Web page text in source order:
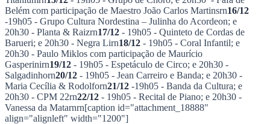
Times - Ir direto
Belém com participação de Maestro João Carlos Martinsrn16/12
-19h05 - Grupo Cultura Nordestina – Julinha do Acordeon; e
20h30 - Planta & Raizrn17/12 - 19h05 - Quinteto de Cordas de
Barueri; e 20h30 - Negra Lirn18/12 - 19h05 - Coral Infantil; e
20h30 - Paulo Miklos com participação de Maurício
Gasperinirn19/12 - 19h05 - Espetáculo de Circo; e 20h30 -
Salgadinhorn20/12 - 19h05 - Jean Carreiro e Banda; e 20h30 -
Maria Cecília & Rodolforn21/12 -19h05 - Banda da Cultura; e
20h30 - CPM 22rn22/12 - 19h05 - Recital de Piano; e 20h30 -
Vanessa da Matarnrn[caption id="attachment_18888"
align="alignleft" width="1200"]